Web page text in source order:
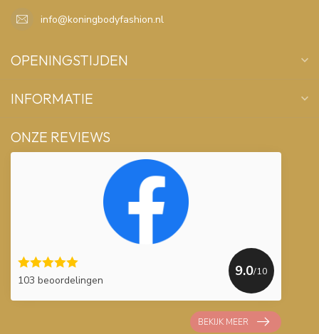
info@koningbodyfashion.nl
OPENINGSTIJDEN
INFORMATIE
ONZE REVIEWS
103 beoordelingen
9.0/10
BEKIJK MEER